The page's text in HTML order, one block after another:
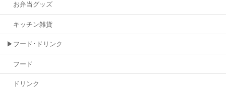
お弁当グッズ
キッチン雑貨
▶フード･ドリンク
フード
ドリンク